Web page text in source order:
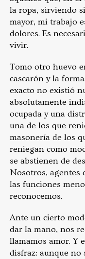
la ropa, sirviendo
mayor, mi trabajo
dolores. Es
vivir.
Tomo otro huevo
cascarón y la
exacto no existió
absolutamente
ocupada y una
una de los que
masonería de los
reniegan como
se abstienen de
Nosotros, agentes
las funciones
reconocemos.
Ante un cierto
dar la mano, nos
llamamos amor. Y
disfraz: aunque no